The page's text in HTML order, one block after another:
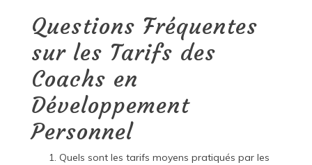
Questions Fréquentes
sur les Tarifs des
Coachs en
Développement
Personnel
Quels sont les tarifs moyens pratiqués par les